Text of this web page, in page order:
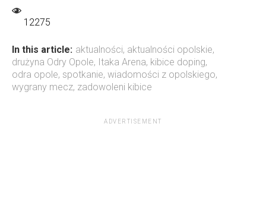
12275
In this article: aktualności, aktualności opolskie,
drużyna Odry Opole, Itaka Arena, kibice doping,
odra opole, spotkanie, wiadomości z opolskiego,
wygrany mecz, zadowoleni kibice
ADVERTISEMENT